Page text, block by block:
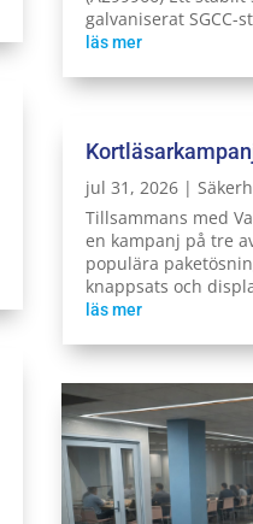
galvaniserat SGCC-
läs mer
jul 31, 2026|
Tillsammans med
en kampanj på tre
populära
knappsats och
läs mer